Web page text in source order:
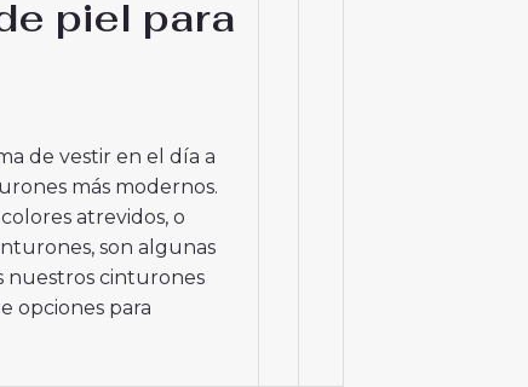
piel para
de vestir en el día a
más modernos.
atrevidos, o
son algunas
nuestros cinturones
opciones para